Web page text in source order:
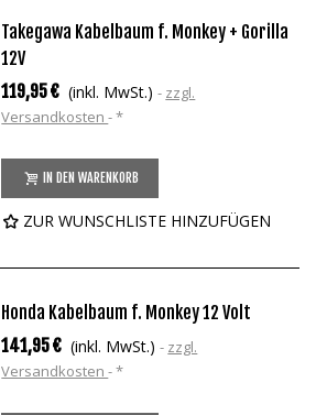
Takegawa Kabelbaum f. Monkey + Gorilla
12V
119,95 € (inkl. MwSt.)
zzgl.
Versandkosten *
IN DEN WARENKORB
ZUR WUNSCHLISTE HINZUFÜGEN
Honda Kabelbaum f. Monkey 12 Volt
141,95 € (inkl. MwSt.)
zzgl.
Versandkosten *